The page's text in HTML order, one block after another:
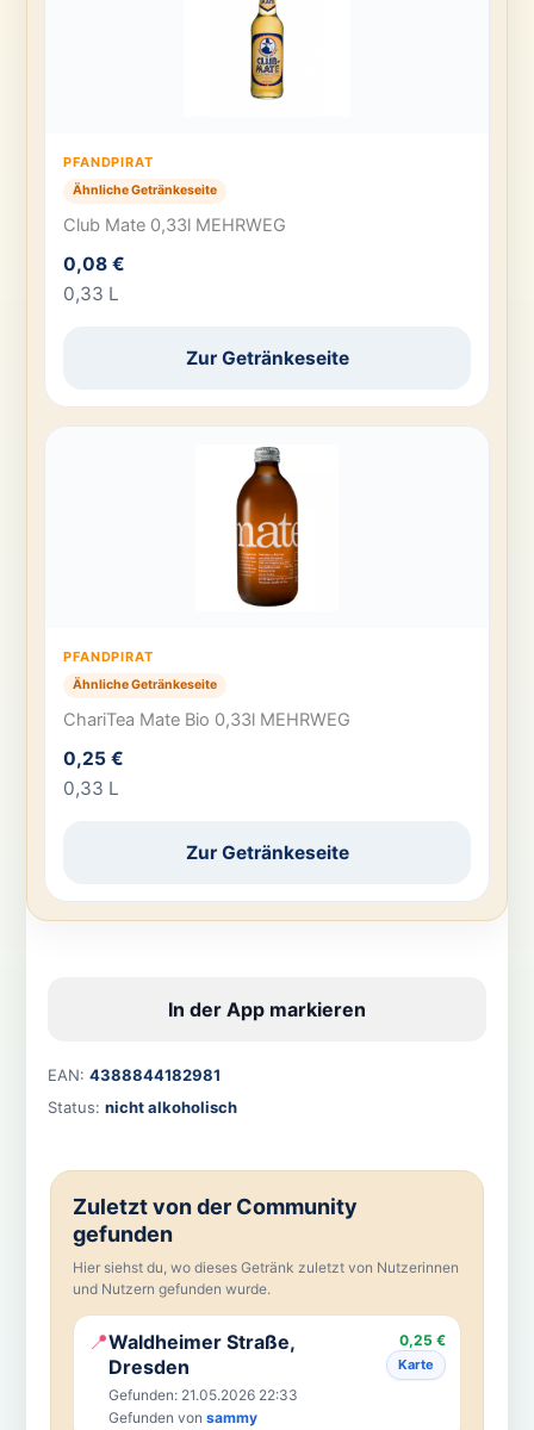
PFANDPIRAT
Ähnliche Getränkeseite
Club Mate 0,33l MEHRWEG
0,08 €
0,33 L
Zur Getränkeseite
PFANDPIRAT
Ähnliche Getränkeseite
ChariTea Mate Bio 0,33l MEHRWEG
0,25 €
0,33 L
Zur Getränkeseite
In der App markieren
EAN: 4388844182981
Status: nicht alkoholisch
Zuletzt von der Community
gefunden
Hier siehst du, wo dieses Getränk zuletzt von Nutzerinnen
und Nutzern gefunden wurde.
📍Waldheimer Straße,
Dresden
Gefunden: 21.05.2026 22:33
Gefunden von sammy
0,25 €
Karte